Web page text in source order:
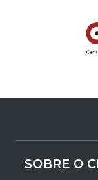
SOBRE O